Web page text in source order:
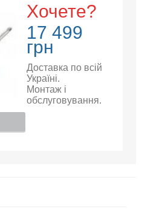
Хочете?
17 499
грн
Доставка по всій
Україні.
Монтаж і
обслуговування.